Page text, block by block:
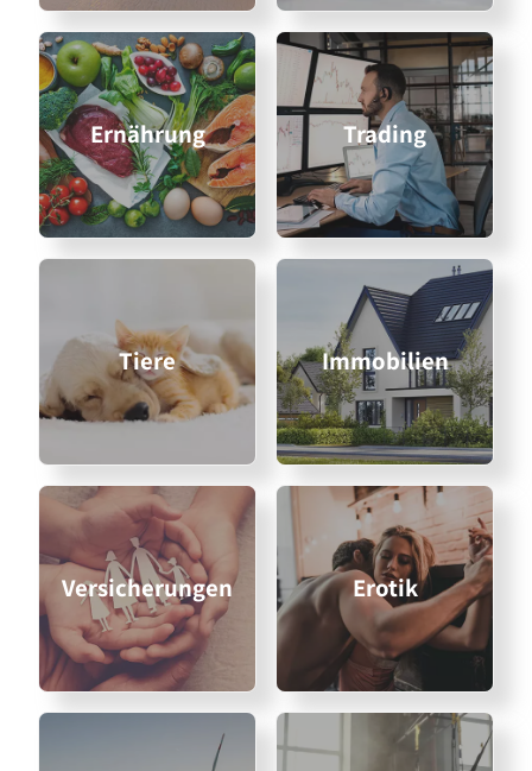
Ernährung Trading
Tiere Immobilien
Versicherungen Erotik